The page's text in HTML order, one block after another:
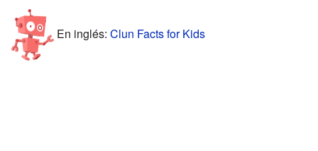
En inglés: Clun Facts for Kids